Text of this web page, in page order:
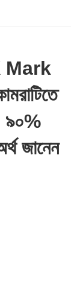
Mark
৯০%
জানেন